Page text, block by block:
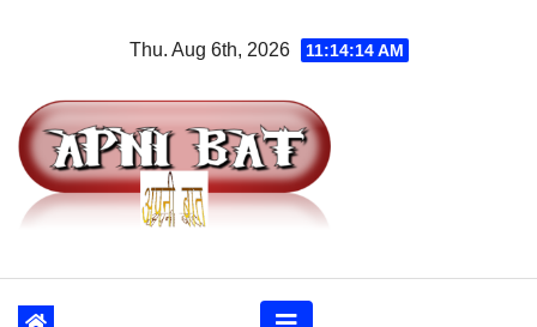
Thu. Aug 6th, 2026 11:14:15 AM